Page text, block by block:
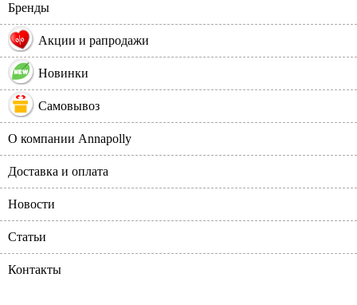
Бренды
% Акции и рапродажи
Новинки
Самовывоз
О компании Annapolly
Доставка и оплата
Новости
Статьи
Контакты